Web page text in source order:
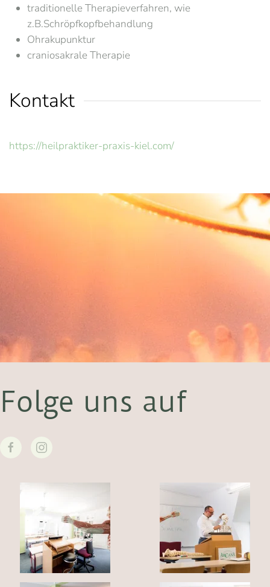
traditionelle Therapieverfahren, wie
z.B.Schröpfkopfbehandlung
Ohrakupunktur
craniosakrale Therapie
Kontakt
https://heilpraktiker-praxis-kiel.com/
Folge uns auf